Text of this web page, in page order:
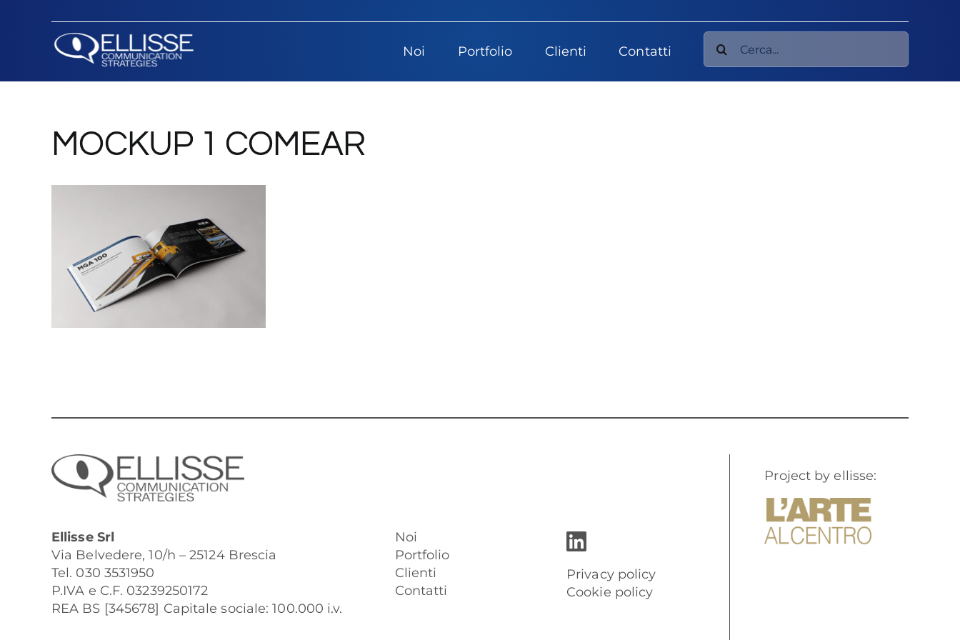
contenuto
Noi Portfolio Clienti Contatti
Cerca
per:
MOCKUP 1 COMEAR
Ellisse Srl
Via Belvedere, 10/h – 25124 Brescia
Tel. 030 3531950
P.IVA e C.F. 03239250172
REA BS [345678] Capitale sociale: 100.000 i.v.
Noi
Portfolio
Clienti
Contatti
Privacy policy
Cookie policy
Project by ellisse: